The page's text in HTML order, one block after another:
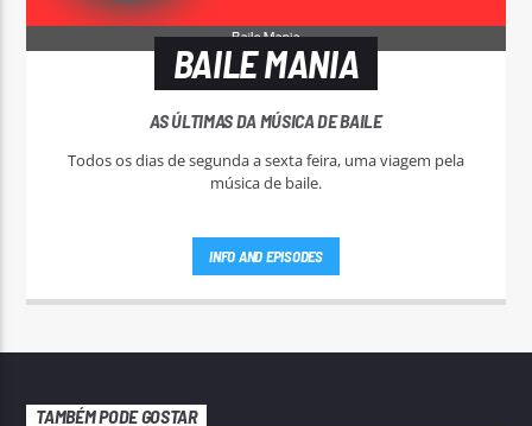
BAILE MANIA
AS ÚLTIMAS DA MÚSICA DE BAILE
Todos os dias de segunda a sexta feira, uma viagem pela
música de baile.
INFO AND EPISODES
TAMBÉM PODE GOSTAR